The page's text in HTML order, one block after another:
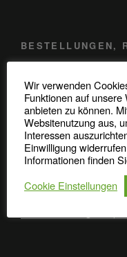
BESTELLUNGEN,
Robert-Koch-Straße 37
06110 Halle (Saale)
ANFAHRT
Wir verwenden
Funktionen auf
anbieten zu können.
Websitenutzung aus,
Interessen
Einwilligung
Informationen finden
Cookie Einstellungen